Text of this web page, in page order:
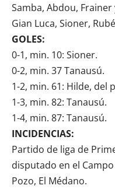
Samba, Abdou,
Gian Luca, Sioner,
GOLES:
0-1, min. 10: Sioner.
0-2, min. 37 Tanausú.
1-2, min. 61: Hilde, del
1-3, min. 82: Tanausú.
1-4, min. 87: Tanausú.
INCIDENCIAS:
Partido de liga de
disputado en el
Pozo, El Médano.